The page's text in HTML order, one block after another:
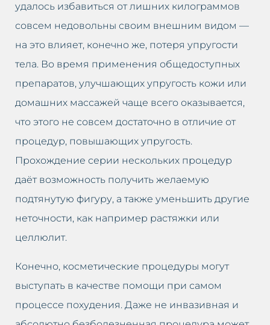
удалось избавиться от лишних килограммов
совсем недовольны своим внешним видом —
на это влияет, конечно же, потеря упругости
тела. Во время применения общедоступных
препаратов, улучшающих упругость кожи или
домашних массажей чаще всего оказывается,
что этого не совсем достаточно в отличие от
процедур, повышающих упругость.
Прохождение серии нескольких процедур
даёт возможность получить желаемую
подтянутую фигуру, а также уменьшить другие
неточности, как например растяжки или
целлюлит.
Конечно, косметические процедуры могут
выступать в качестве помощи при самом
процессе похудения. Даже не инвазивная и